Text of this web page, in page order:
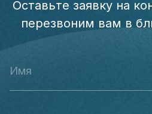
Оставьте заявку на
перезвоним вам в